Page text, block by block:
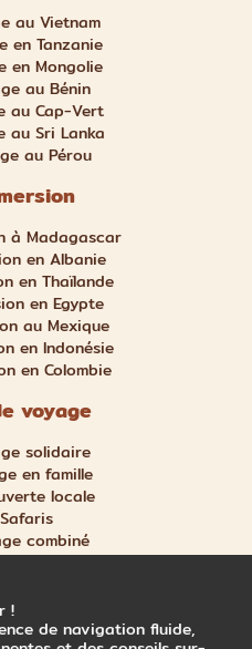
au Vietnam
en Tanzanie
en Mongolie
au Bénin
au Cap-Vert
au Sri Lanka
au Pérou
à Madagascar
en Albanie
en Thaïlande
en Egypte
au Mexique
en Indonésie
en Colombie
voyage
solidaire
en famille
locale
Safaris
combiné
et aventure
!
de navigation fluide,